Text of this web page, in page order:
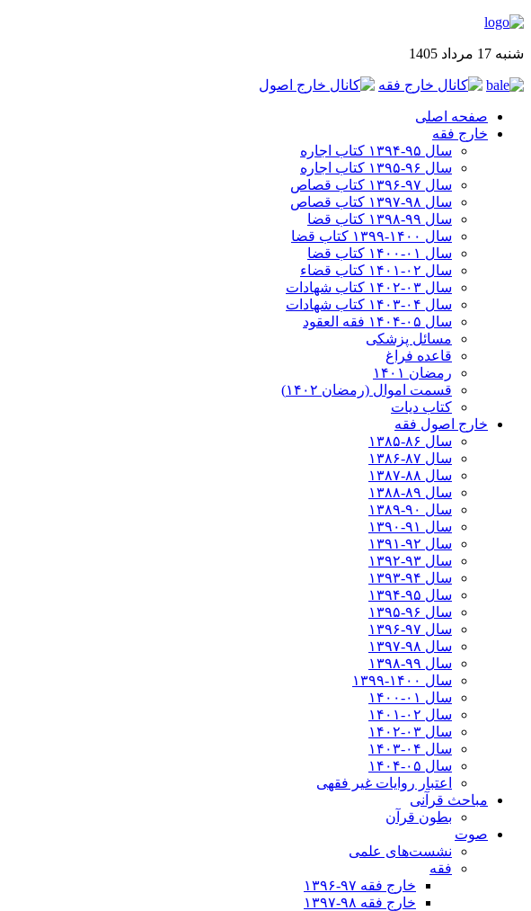
شنبه 17 مرداد 1405
صفحه اصلی
خارج فقه
سال ۹۵-۱۳۹۴ کتاب اجاره
سال ۹۶-۱۳۹۵ کتاب اجاره
سال ۹۷-۱۳۹۶ کتاب قصاص
سال ۹۸-۱۳۹۷ کتاب قصاص
سال ۹۹-۱۳۹۸‍ کتاب قضا
سال ۱۴۰۰-۱۳۹۹ کتاب قضا
سال ۰۱-۱۴۰۰ کتاب قضا
سال ۰۲-۱۴۰۱ کتاب قضاء
سال ۰۳-۱۴۰۲ کتاب شهادات
سال ۰۴-۱۴۰۳ کتاب شهادات
سال ۰۵-۱۴۰۴ فقه العقود
مسائل پزشکی
قاعده فراغ
رمضان ۱۴۰۱
قسمت اموال (رمضان ۱۴۰۲)
کتاب دیات
خارج اصول فقه
سال ۸۶-۱۳۸۵
سال ۸۷-۱۳۸۶
سال ۸۸-۱۳۸۷
سال ۸۹-۱۳۸۸
سال ۹۰-۱۳۸۹
سال ۹۱-۱۳۹۰
سال ۹۲-۱۳۹۱
سال ۹۳-۱۳۹۲
سال ۹۴-۱۳۹۳
سال ۹۵-۱۳۹۴
سال ۹۶-۱۳۹۵
سال ۹۷-۱۳۹۶
سال ۹۸-۱۳۹۷
سال ۹۹-۱۳۹۸‍
سال ۱۴۰۰-۱۳۹۹
سال ۰۱-۱۴۰۰
سال ۰۲-۱۴۰۱
سال ۰۳-۱۴۰۲
سال ۰۴-۱۴۰۳
سال ۰۵-۱۴۰۴
اعتبار روایات غیر فقهی
مباحث قرآنی
بطون قرآن
صوت
نشست‌های علمی
فقه
خارج فقه ۹۷-۱۳۹۶
خارج فقه ۹۸-۱۳۹۷